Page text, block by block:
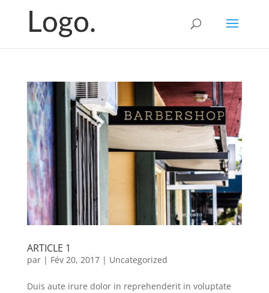
ARTICLE 1
par | Fév 20, 2017| Uncategorized
Duis aute irure dolor in reprehenderit in voluptate